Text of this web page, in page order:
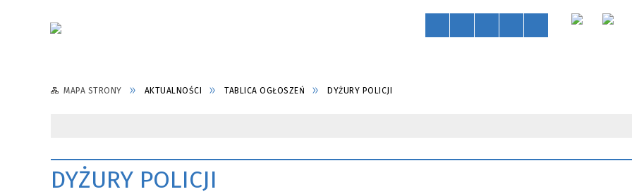
MAPA STRONY AKTUALNOŚCI TABLICA OGŁOSZEŃ DYŻURY POLICJI
DYŻURY POLICJI